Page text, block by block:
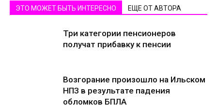
ЭТО МОЖЕТ БЫТЬ ИНТЕРЕСНО ЕЩЕ ОТ АВТОРА
Три категории пенсионеров
получат прибавку к пенсии
Возгорание произошло на Ильском
НПЗ в результате падения
обломков БПЛА